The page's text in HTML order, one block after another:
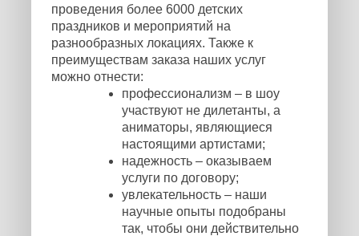
проведения более 6000 детских
праздников и мероприятий на
разнообразных локациях. Также к
преимуществам заказа наших услуг
можно отнести:
профессионализм – в шоу
участвуют не дилетанты, а
аниматоры, являющиеся
настоящими артистами;
надежность – оказываем
услуги по договору;
увлекательность – наши
научные опыты подобраны
так, чтобы они действительно